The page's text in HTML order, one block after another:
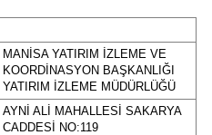
MANİSA YATIRIM İZLEME VE
KOORDİNASYON BAŞKANLIĞI
YATIRIM İZLEME MÜDÜRLÜĞÜ
AYNİ ALİ MAHALLESİ SAKARYA
CADDESİ NO:119